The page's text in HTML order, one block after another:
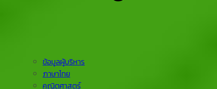
ข้อมูลผู้บริหาร
ภาษาไทย
คณิตศาสตร์